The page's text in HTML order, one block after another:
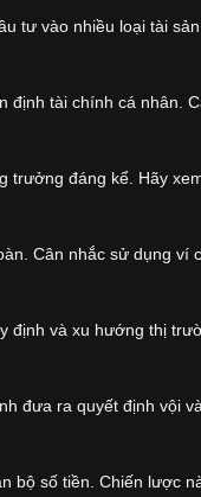
tư vào nhiều loại tài
định tài chính cá nhân.
trưởng đáng kể. Hãy
Cân nhắc sử dụng ví
định và xu hướng thị
đưa ra quyết định vội
bộ số tiền. Chiến lược